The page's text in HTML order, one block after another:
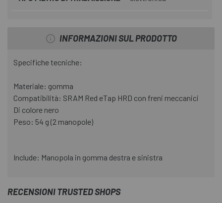
INFORMAZIONI SUL PRODOTTO
Specifiche tecniche:
Materiale: gomma
Compatibilità: SRAM Red eTap HRD con freni meccanici
Di colore nero
Peso: 54 g (2 manopole)
Include: Manopola in gomma destra e sinistra
RECENSIONI TRUSTED SHOPS